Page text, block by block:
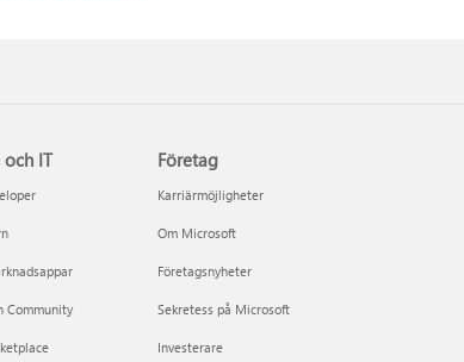
IT
Community
Företag
Karriärmöjligheter
Om Microsoft
Företagsnyheter
Sekretess på Microsoft
Investerare